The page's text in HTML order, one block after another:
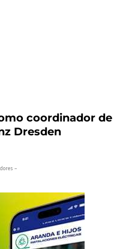
coordinador de
Dresden
–